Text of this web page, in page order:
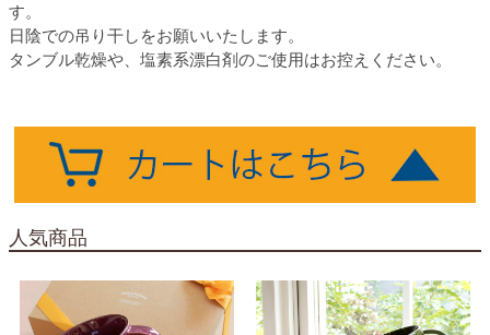
す。
日陰での吊り干しをお願いいたします。
タンブル乾燥や、塩素系漂白剤のご使用はお控えください。
人気商品